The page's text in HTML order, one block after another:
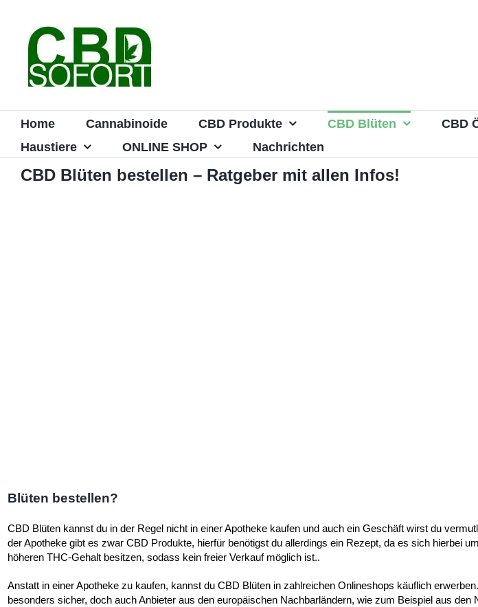
springen
Home Cannabinoide CBD Produkte CBD Blüten CBD
Haustiere
ONLINE SHOP Nachrichten
CBD Blüten bestellen – Ratgeber mit allen Infos!
Blüten bestellen?
CBD Blüten kannst du in der Regel nicht in einer Apotheke kaufen und auch ein Geschäft wirst du
der Apotheke gibt es zwar CBD Produkte, hierfür benötigst du allerdings ein Rezept, da es sich hierbei
höheren THC-Gehalt besitzen, sodass kein freier Verkauf möglich ist..
Anstatt in einer Apotheke zu kaufen, kannst du CBD Blüten in zahlreichen Onlineshops käuflich
besonders sicher, doch auch Anbieter aus den europäischen Nachbarländern, wie zum Beispiel aus den